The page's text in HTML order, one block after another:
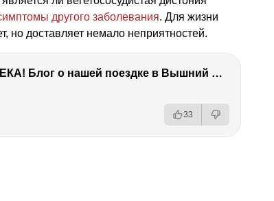
другого заболевания. Для жизни
но доставляет немало неприятностей.
ТЫ УДИВИШЬСЯ СИЛЕ ЭТО ЧЕЛОВЕКА! Блог о нашей поездке в Вышний Волочек
33